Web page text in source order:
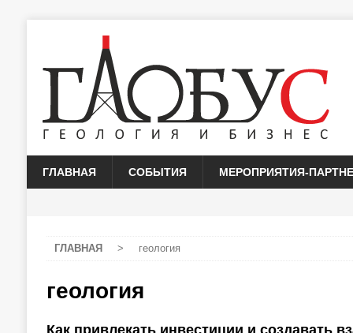
ГЛАВНАЯ СОБЫТИЯ МЕРОПРИЯТИЯ-
ГЛАВНАЯ > геология
геология
Как привлекать инвестиции и создавать